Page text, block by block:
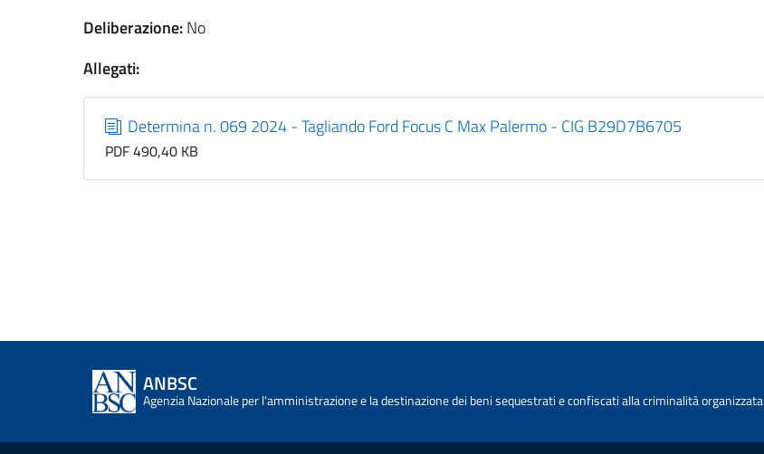
Deliberazione:No
Allegati:
Determina n. 069 2024 - Tagliando Ford Focus C Max Palermo - CIG B29D7B6705
PDF 490,40 KB
ANBSC
Agenzia Nazionale per l'amministrazione e la destinazione dei beni sequestrati e confiscati alla criminalità organizzata